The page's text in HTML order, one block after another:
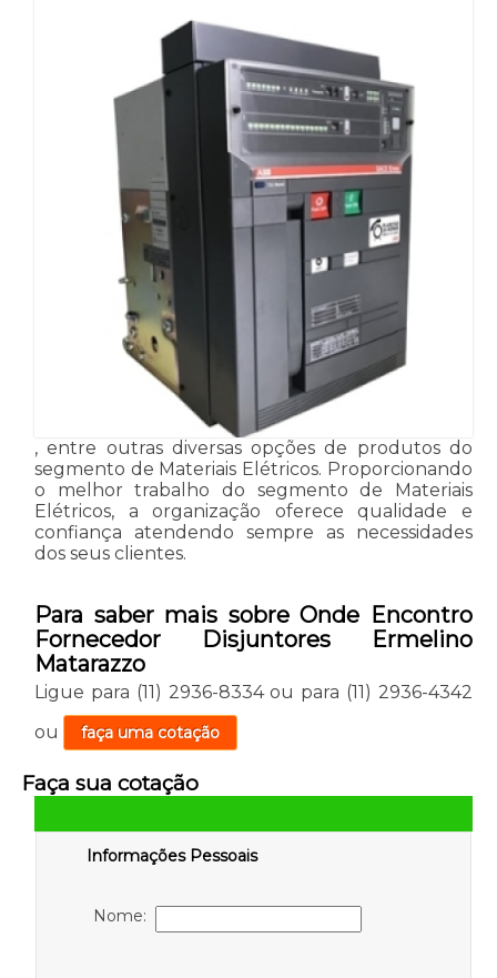
, entre outras diversas opções de produtos do
segmento de Materiais Elétricos. Proporcionando
o melhor trabalho do segmento de Materiais
Elétricos, a organização oferece qualidade e
confiança atendendo sempre as necessidades
dos seus clientes.
Para saber mais sobre Onde Encontro
Fornecedor Disjuntores Ermelino
Matarazzo
Ligue para (11) 2936-8334ou para (11) 2936-4342
ou
faça uma cotação
Faça sua cotação
Informações Pessoais
Nome: